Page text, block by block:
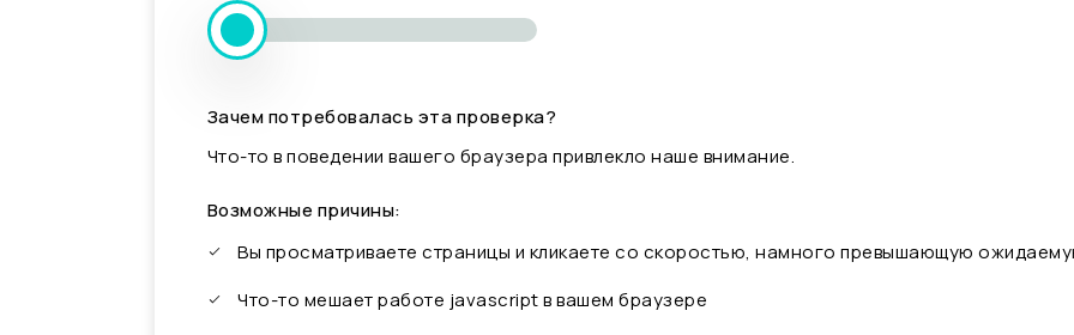
Зачем потребовалась эта проверка?
Что-то в поведении вашего браузера привлекло наше внимание.
Возможные причины:
Вы просматриваете страницы и кликаете со скоростью, намного превышающую
Что-то мешает работе javascript в вашем браузере